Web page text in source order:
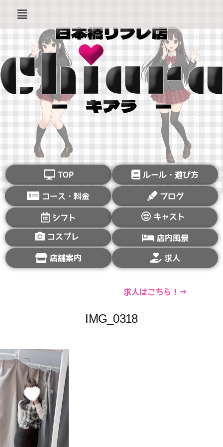
TOP ルール・遊び方
コース・料金 ブログ
シフト キャスト
コスプレ 店内風景
店舗案内 求人
求人はこちら！→
IMG_0318